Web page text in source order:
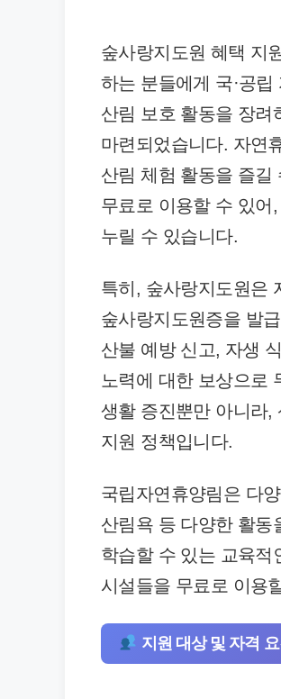
숲사랑지도원 혜택 지
하는 분들에게 국·공
산림 보호 활동을 장려
마련되었습니다. 자연
산림 체험 활동을 즐길
무료로 이용할 수 있어
누릴 수 있습니다.
특히, 숲사랑지도원은
숲사랑지도원증을 발
산불 예방 신고, 자생
노력에 대한 보상으로
생활 증진뿐만 아니라,
지원 정책입니다.
국립자연휴양림은 다
산림욕 등 다양한 활동
학습할 수 있는 교육적
시설들을 무료로 이용
지원 대상 및 자격